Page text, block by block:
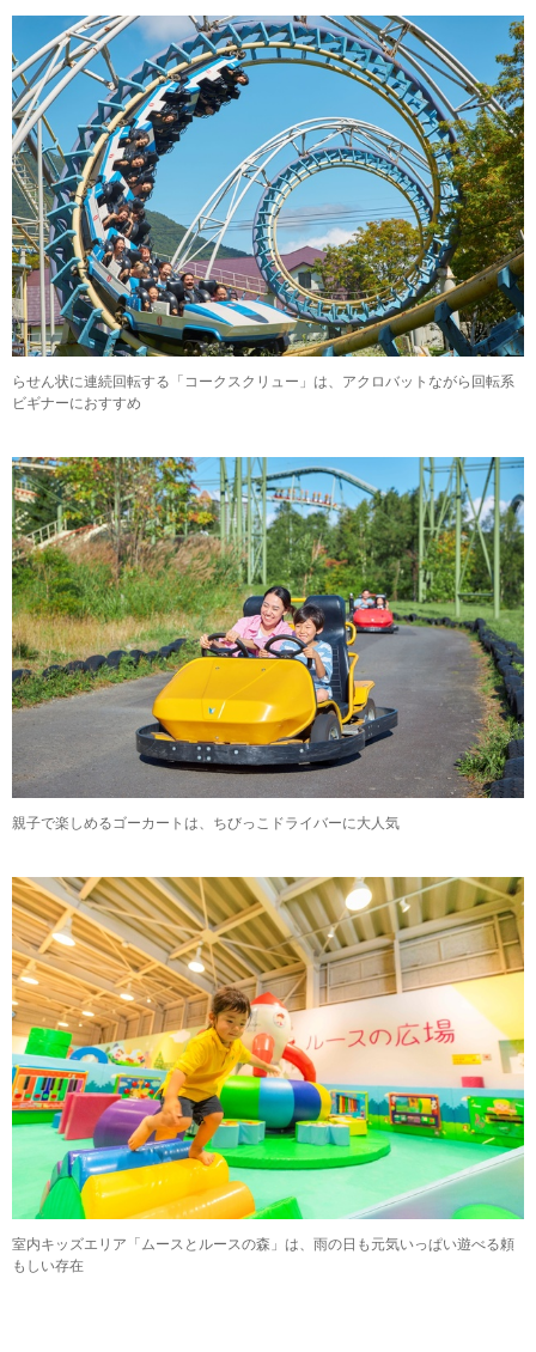
らせん状に連続回転する「コークスクリュー」は、アクロバットながら回転系
ビギナーにおすすめ
親子で楽しめるゴーカートは、ちびっこドライバーに大人気
室内キッズエリア「ムースとルースの森」は、雨の日も元気いっぱい遊べる頼
もしい存在